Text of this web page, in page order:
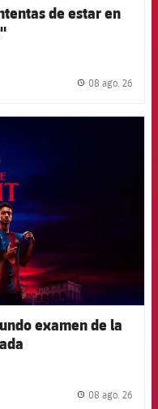
de estar en
08 ago. 26
examen de la
08 ago. 26